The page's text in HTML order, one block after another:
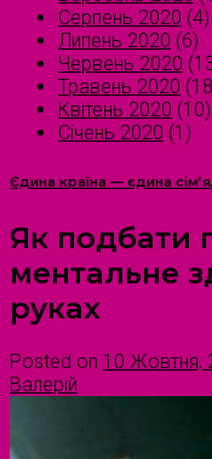
Серпень 2020 (4)
Липень 2020 (6)
Червень 2020
Травень 2020
Квітень 2020 (10)
Січень 2020 (1)
Єдина країна — єдина сім’я,
Як подбати
ментальне
руках
Posted on 10 Жовтня,
Валерій